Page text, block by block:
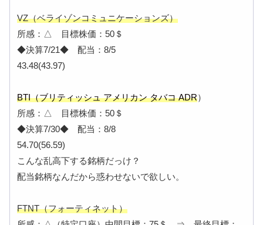
VZ（ベライゾンコミュニケーションズ）
所感：△ 目標株価：50＄
◆決算7/21◆ 配当：8/5
43.48(43.97)
BTI（ブリティッシュ アメリカン タバコ ADR）
所感：△ 目標株価：50＄
◆決算7/30◆ 配当：8/8
54.70(56.59)
こんな乱高下する銘柄だっけ？
配当銘柄なんだから惑わせないで欲しい。
FTNT（フォーティネット）